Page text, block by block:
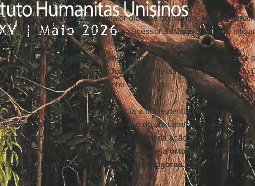
Depois foi nomeado guia da maior diocese do mundo, Milão, e,
no dia 21 de junho de 1963, como sucessor deJoão XXIIIque
Eleio Papa,Montini
declara imediatamente de querer levar adiante
interrompido com a morte deJoão XXIII
, de continuar a reforma do
Canônico e prosseguir o caminho ecumênico.
Uma vez concluído o Concílio, inicia a implementar as deliberações
grande coragem, no meio de todo tipo de obstáculos: oposição de
progressistas. Foi importante a sua profunda ação ecumênica, com
encontros com a
Igreja Anglicanae a Igreja ortodoxa
: foi
com o patriarca de Constantinopla,
Athenagoras.